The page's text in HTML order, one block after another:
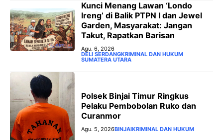
‎Kunci Menang Lawan ‘Londo
Ireng’ di Balik PTPN I dan Jewel
Garden, Masyarakat: Jangan
Takut, Rapatkan Barisan
Agu. 6, 2026
DELI SERDANGKRIMINAL DAN HUKUM
SUMATERA UTARA
Polsek Binjai Timur Ringkus
Pelaku Pembobolan Ruko dan
Curanmor
Agu. 5, 2026BINJAIKRIMINAL DAN HUKUM